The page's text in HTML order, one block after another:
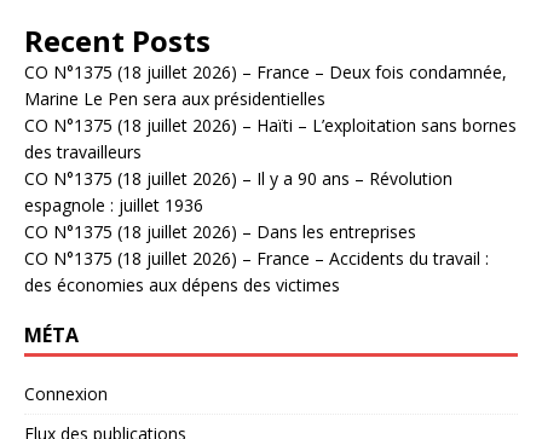
Recent Posts
CO N°1375 (18 juillet 2026) – France – Deux fois condamnée,
Marine Le Pen sera aux présidentielles
CO N°1375 (18 juillet 2026) – Haïti – L’exploitation sans bornes
des travailleurs
CO N°1375 (18 juillet 2026) – Il y a 90 ans – Révolution
espagnole : juillet 1936
CO N°1375 (18 juillet 2026) – Dans les entreprises
CO N°1375 (18 juillet 2026) – France – Accidents du travail :
des économies aux dépens des victimes
MÉTA
Connexion
Flux des publications